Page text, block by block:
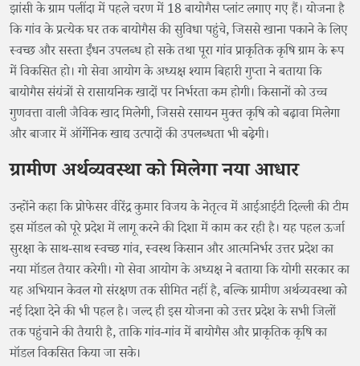
झांसी के ग्राम पलींदा में पहले चरण में 18 बायोगैस प्लांट लगाए गए हैं। योजना है
कि गांव के प्रत्येक घर तक बायोगैस की सुविधा पहुंचे, जिससे खाना पकाने के लिए
स्वच्छ और सस्ता ईंधन उपलब्ध हो सके तथा पूरा गांव प्राकृतिक कृषि ग्राम के रूप
में विकसित हो। गो सेवा आयोग के अध्यक्ष श्याम बिहारी गुप्ता ने बताया कि
बायोगैस संयंत्रों से रासायनिक खादों पर निर्भरता कम होगी। किसानों को उच्च
गुणवत्ता वाली जैविक खाद मिलेगी, जिससे रसायन मुक्त कृषि को बढ़ावा मिलेगा
और बाजार में ऑर्गेनिक खाद्य उत्पादों की उपलब्धता भी बढ़ेगी।
ग्रामीण अर्थव्यवस्था को मिलेगा नया आधार
उन्होंने कहा कि प्रोफेसर वीरेंद्र कुमार विजय के नेतृत्व में आईआईटी दिल्ली की टीम
इस मॉडल को पूरे प्रदेश में लागू करने की दिशा में काम कर रही है। यह पहल ऊर्जा
सुरक्षा के साथ-साथ स्वच्छ गांव, स्वस्थ किसान और आत्मनिर्भर उत्तर प्रदेश का
नया मॉडल तैयार करेगी। गो सेवा आयोग के अध्यक्ष ने बताया कि योगी सरकार का
यह अभियान केवल गो संरक्षण तक सीमित नहीं है, बल्कि ग्रामीण अर्थव्यवस्था को
नई दिशा देने की भी पहल है। जल्द ही इस योजना को उत्तर प्रदेश के सभी जिलों
तक पहुंचाने की तैयारी है, ताकि गांव-गांव में बायोगैस और प्राकृतिक कृषि का
मॉडल विकसित किया जा सके।